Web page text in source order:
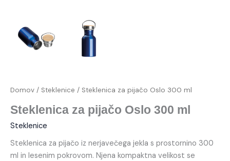
Domov / Steklenice / Steklenica za pijačo Oslo 300 ml
Steklenica za pijačo Oslo 300 ml
Steklenice
Steklenica za pijačo iz nerjavečega jekla s prostornino 300
ml in lesenim pokrovom. Njena kompaktna velikost se